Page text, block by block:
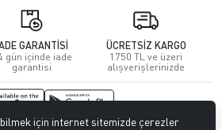
GARANTİSİ
gün içinde iade
garantisi
ÜCRETSİZ KARGO
1750 TL ve üzeri
alışverişlerinizde
. Tüm hakları saklıdır.
için internet sitemizde çerezler